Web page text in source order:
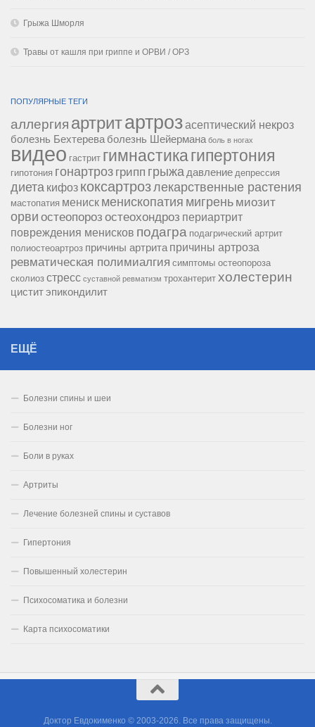
Грыжа Шморля
Травы от кашля при гриппе и ОРВИ / ОРЗ
ПОПУЛЯРНЫЕ ТЕГИ
аллергия артритартрозасептический некроз
болезнь Бехтерева болезнь Шейермана боль в ногах
видео гастрит гимнастикагипертония
гипотония гонартроз грипп грыжадавление депрессия
диета кифоз коксартрозлекарственные растения
мастопатия мениск менископатия мигрень миозит
орви остеопороз остеохондроз периартрит
повреждения менисков подагра подагрический артрит
полиостеоартроз причины артрита причины артроза
ревматическая полимиалгия симптомы остеопороза
сколиоз стресс суставной ревматизм трохантерит холестерин
циститэпикондилит
ЕЩЁ
Болезни спины и шеи
Болезни ног
Боли в руках
Артриты
Лечение болезней спины и суставов
Гипертония
Повышенный холестерин
Психосоматика и болезни
Карта психосоматики
Доктор Евдокименко © 2003-2026. Все права защищены.